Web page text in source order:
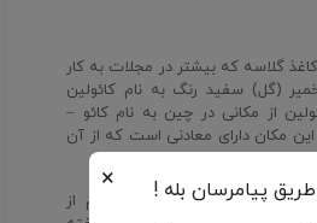
گلاسه که بیشتر در مجلات به کار
(گل) سفید رنگ به نام کائولین
از مکانی در چین به نام کائو –
مکان دارای معادنی است که از آن
سرامیکی شیشه‌ای و سفید اعم از
×
طریق پیامرسان بله !